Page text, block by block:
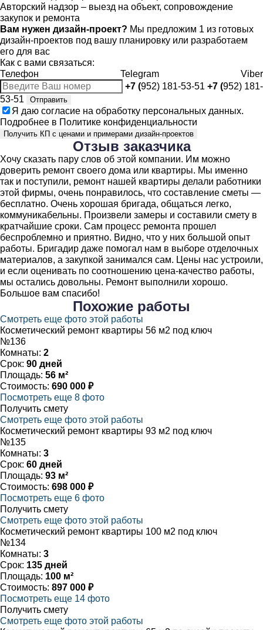
Авторский надзор – выезд на объект, сопровождение
закупок и ремонта
Вам нужен дизайн-проект? Мы предложим 1 из готовых
дизайн-проектов под вашу планировку или разработаем
его для вас
Как с вами связаться:
Телефон
Telegram
Viber
+7 (952) 181-53-51 +7 (952) 181-
53-51
Отправить
Я даю согласие на обработку персональных данных.
Подробнее в Политике конфиденциальности
Получить КП с ценами и примерами дизайн-проектов
Отзыв заказчика
Хочу сказать пару слов об этой компании. Им можно
доверить ремонт своего дома или квартиры. Мы именно
так и поступили, ремонт нашей квартиры делали работники
этой фирмы, очень понравилось, что составление сметы —
бесплатно. Очень хорошая бригада, общаться легко,
коммуникабельны. Произвели замеры и составили смету в
кратчайшие сроки. Сам процесс ремонта прошел
беспроблемно и приятно. Видно, что у них большой опыт
работы. Бригадир даже помогал нам в выборе отделочных
материалов, а закупкой занимался сам. Цены нас устроили,
и если оценивать по соотношению цена-качество работы,
мы остались довольны. Ремонт выполнили хорошо.
Большое вам спасибо!
Похожие работы
Смотреть еще фото этой работы
Косметический ремонт квартиры 56 м2 под ключ
№136
Комнаты: 2
Срок: 90 дней
Площадь: 56 м²
Стоимость: 690 000 ₽
Посмотреть еще 8 фото
Получить смету
Смотреть еще фото этой работы
Косметический ремонт квартиры 93 м2 под ключ
№135
Комнаты: 3
Срок: 60 дней
Площадь: 93 м²
Стоимость: 698 000 ₽
Посмотреть еще 6 фото
Получить смету
Смотреть еще фото этой работы
Косметический ремонт квартиры 100 м2 под ключ
№134
Комнаты: 3
Срок: 135 дней
Площадь: 100 м²
Стоимость: 897 000 ₽
Посмотреть еще 14 фото
Получить смету
Смотреть еще фото этой работы